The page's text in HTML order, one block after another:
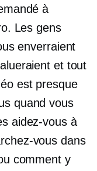
à
Les gens
enverraient
et tout
est presque
quand vous
aidez-vous à
vous dans
comment y